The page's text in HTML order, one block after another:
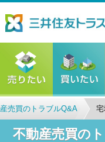
売買のトラブルQ&A
不動産売買の